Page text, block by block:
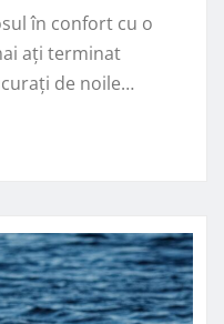
în confort cu o
ați terminat
de noile…